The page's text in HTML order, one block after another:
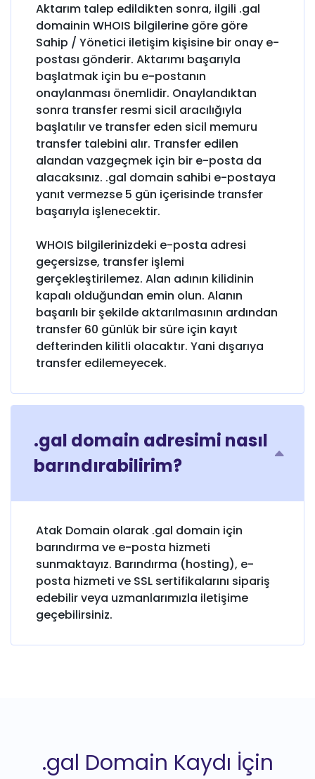
Aktarım talep edildikten sonra, ilgili .gal
domainin WHOIS bilgilerine göre göre
Sahip / Yönetici iletişim kişisine bir onay e-
postası gönderir. Aktarımı başarıyla
başlatmak için bu e-postanın
onaylanması önemlidir. Onaylandıktan
sonra transfer resmi sicil aracılığıyla
başlatılır ve transfer eden sicil memuru
transfer talebini alır. Transfer edilen
alandan vazgeçmek için bir e-posta da
alacaksınız. .gal domain sahibi e-postaya
yanıt vermezse 5 gün içerisinde transfer
başarıyla işlenecektir.
WHOIS bilgilerinizdeki e-posta adresi
geçersizse, transfer işlemi
gerçekleştirilemez. Alan adının kilidinin
kapalı olduğundan emin olun. Alanın
başarılı bir şekilde aktarılmasının ardından
transfer 60 günlük bir süre için kayıt
defterinden kilitli olacaktır. Yani dışarıya
transfer edilemeyecek.
.gal domain adresimi nasıl
barındırabilirim?
Atak Domain olarak .gal domain için
barındırma ve e-posta hizmeti
sunmaktayız. Barındırma (hosting), e-
posta hizmeti ve SSL sertifikalarını sipariş
edebilir veya uzmanlarımızla iletişime
geçebilirsiniz.
.gal Domain Kaydı İçin